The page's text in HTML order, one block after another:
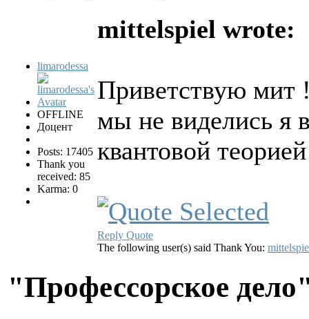
limarodessa
OFFLINE
Доцент
Posts: 17405
Thank you
received: 85
Karma: 0
mittelspiel wrote:
Приветствую
мы не виделись я
квантовой
Reply Quote
The following user(s) said Thank You:
"Профессорское